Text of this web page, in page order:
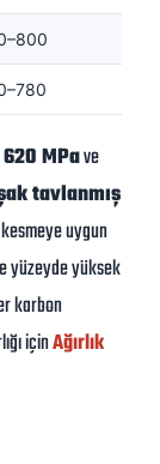
MPave
tavlanmış
uygun
yüzeyde yüksek
karbon
içinAğırlık